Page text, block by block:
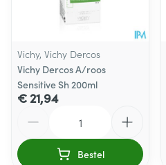
Vichy, Vichy Dercos
Vichy Dercos A/roos
Sensitive Sh 200ml
€ 21,94
Bestel